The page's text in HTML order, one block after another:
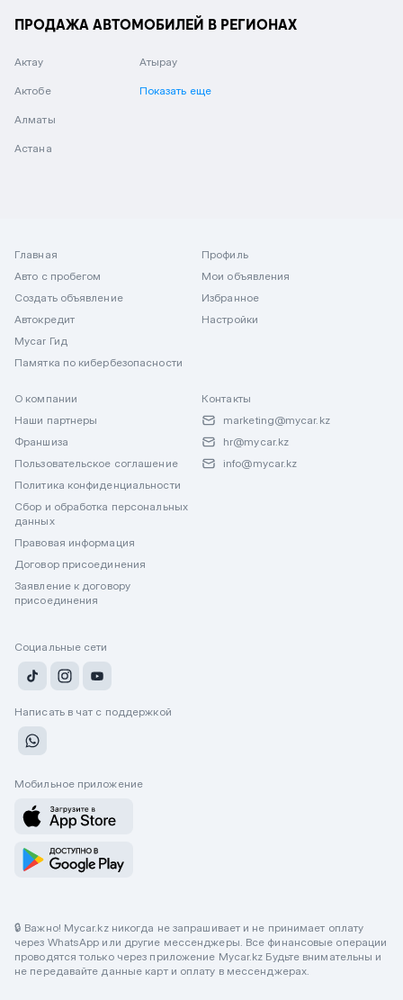
ПРОДАЖА АВТОМОБИЛЕЙ В РЕГИОНАХ
Актау
Актобе
Алматы
Астана
Атырау
Показать еще
Главная
Авто с пробегом
Создать объявление
Автокредит
Mycar Гид
Памятка по кибербезопасности
Профиль
Мои объявления
Избранное
Настройки
О компании
Наши партнеры
Франшиза
Пользовательское соглашение
Политика конфиденциальности
Сбор и обработка персональных
данных
Правовая информация
Договор присоединения
Заявление к договору
присоединения
Контакты
marketing@mycar.kz
hr@mycar.kz
info@mycar.kz
Социальные сети
Написать в чат с поддержкой
Мобильное приложение
🔒 Важно! Mycar.kz никогда не запрашивает и не принимает оплату
через WhatsApp или другие мессенджеры. Все финансовые операции
проводятся только через приложение Mycar.kz Будьте внимательны и
не передавайте данные карт и оплату в мессенджерах.